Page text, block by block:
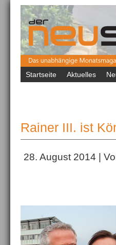
Startseite Aktuelles
Rainer III. ist
28. August 2014 |